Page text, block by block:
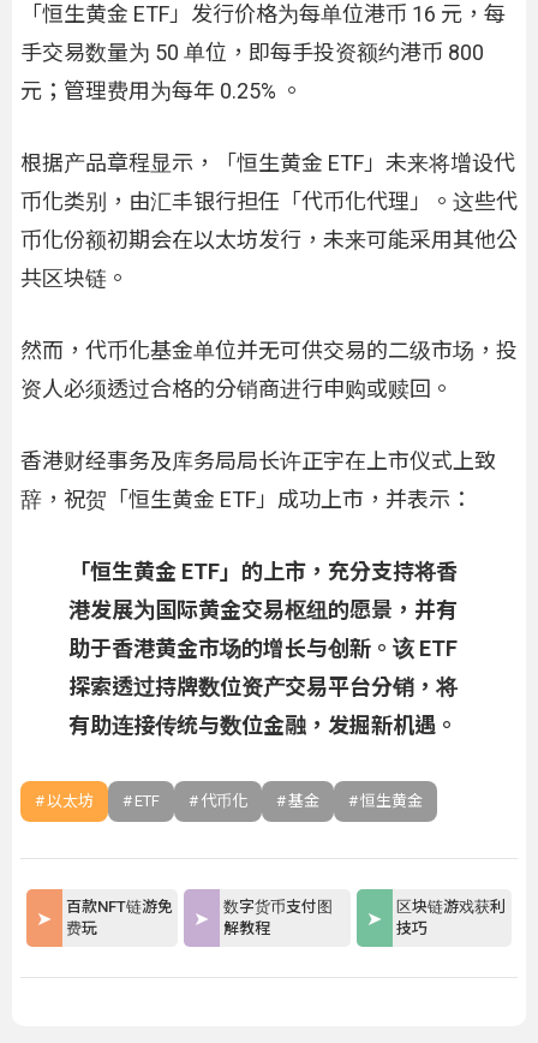
「恒生黄金 ETF」发行价格为每单位港币 16 元，每
手交易数量为 50 单位，即每手投资额约港币 800
元；管理费用为每年 0.25% 。
根据产品章程显示，「恒生黄金 ETF」未来将增设代
币化类别，由汇丰银行担任「代币化代理」。这些代
币化份额初期会在以太坊发行，未来可能采用其他公
共区块链。
然而，代币化基金单位并无可供交易的二级市场，投
资人必须透过合格的分销商进行申购或赎回。
香港财经事务及库务局局长许正宇在上市仪式上致
辞，祝贺「恒生黄金 ETF」成功上市，并表示：
「恒生黄金 ETF」的上市，充分支持将香
港发展为国际黄金交易枢纽的愿景，并有
助于香港黄金市场的增长与创新。该 ETF
探索透过持牌数位资产交易平台分销，将
有助连接传统与数位金融，发掘新机遇。
以太坊 ETF 代币化 基金 恒生黄金
百款NFT链游免
费玩
数字货币支付图
解教程
区块链游戏获利
技巧